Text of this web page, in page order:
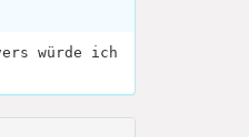
würde ich